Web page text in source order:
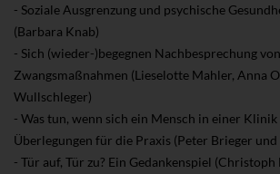
- Soziale Ausgrenzung und psychische
(Barbara Knab)
- Sich (wieder-)begegnen Nachbesprechung von
Zwangsmaßnahmen (Lieselotte Mahler, Anna
Wullschleger)
- Was tun, wenn sich ein Mensch in einer Klinik
Überlegungen für die Praxis (Peter Brieger und
- Tür auf, Tür zu? Ein Gedankenspiel